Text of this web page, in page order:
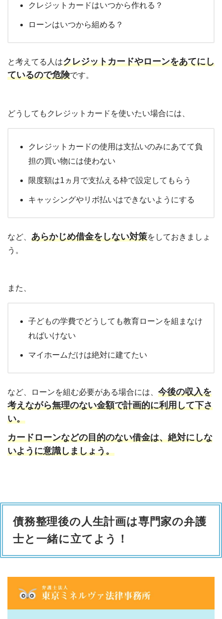
クレジットカードはいつから作れる？
ローンはいつから組める？
と考えてる人はクレジットカードやローンをあてにし
ているので危険です。
どうしてもクレジットカードを使いたい場合には、
クレジットカードの使用は支払いのみにあてて負
担の買い物には使わない
限度額は1ヵ月で支払える枠で設定してもらう
キャッシングやリボ払いはできないようにする
など、 あらかじめ借金をしない対策をしておきましょ
う。
また、
子どもの学費でどうしても教育ローンを組まなけ
ればいけない
マイホームだけは絶対に建てたい
など、ローンを組む必要がある場合には、 今後の収入を
考えながら無理のない金額で計画的に利用して下さ
い。
カードローンなどの目的のない借金は、絶対にしな
いように意識しましょう。
債務整理後の人生計画は専門家の弁護
士と一緒に立てよう！